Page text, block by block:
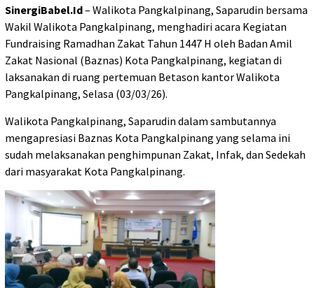
SinergiBabel.Id– Walikota Pangkalpinang, Saparudin bersama
Wakil Walikota Pangkalpinang, menghadiri acara Kegiatan
Fundraising Ramadhan Zakat Tahun 1447 H oleh Badan Amil
Zakat Nasional (Baznas) Kota Pangkalpinang, kegiatan di
laksanakan di ruang pertemuan Betason kantor Walikota
Pangkalpinang, Selasa (03/03/26).
Walikota Pangkalpinang, Saparudin dalam sambutannya
mengapresiasi Baznas Kota Pangkalpinang yang selama ini
sudah melaksanakan penghimpunan Zakat, Infak, dan Sedekah
dari masyarakat Kota Pangkalpinang.